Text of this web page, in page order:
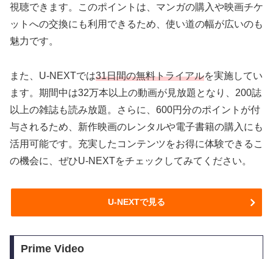
視聴できます。このポイントは、マンガの購入や映画チケ
ットへの交換にも利用できるため、使い道の幅が広いのも
魅力です。
また、U-NEXTでは31日間の無料トライアルを実施してい
ます。期間中は32万本以上の動画が見放題となり、200誌
以上の雑誌も読み放題。さらに、600円分のポイントが付
与されるため、新作映画のレンタルや電子書籍の購入にも
活用可能です。充実したコンテンツをお得に体験できるこ
の機会に、ぜひU-NEXTをチェックしてみてください。
U-NEXTで見る
Prime Video